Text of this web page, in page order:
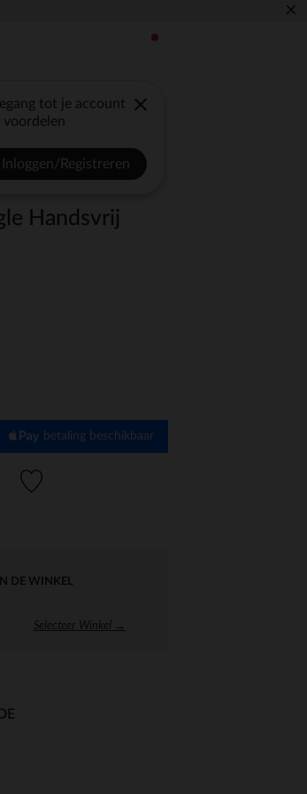
×
tot je account
voordelen
Inloggen/Registreren
Handsvrij
betaling beschikbaar
DE WINKEL
Selecteer Winkel →